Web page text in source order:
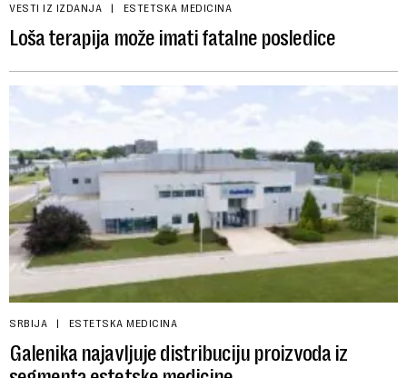
VESTI IZ IZDANJA ESTETSKA MEDICINA
Loša terapija može imati fatalne posledice
SRBIJA ESTETSKA MEDICINA
Galenika najavljuje distribuciju proizvoda iz